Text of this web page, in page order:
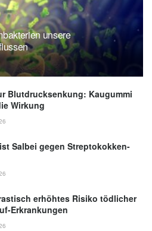
unsere
Blutdrucksenkung: Kaugummi
Wirkung
Salbei gegen Streptokokken-
erhöhtes Risiko tödlicher
Erkrankungen